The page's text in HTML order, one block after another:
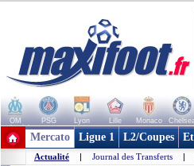
OM PSG Lyon Lille Monaco
+ de clubs
Mercato Ligue 1 L2/Coupes
Actualité | Journal des Transferts |